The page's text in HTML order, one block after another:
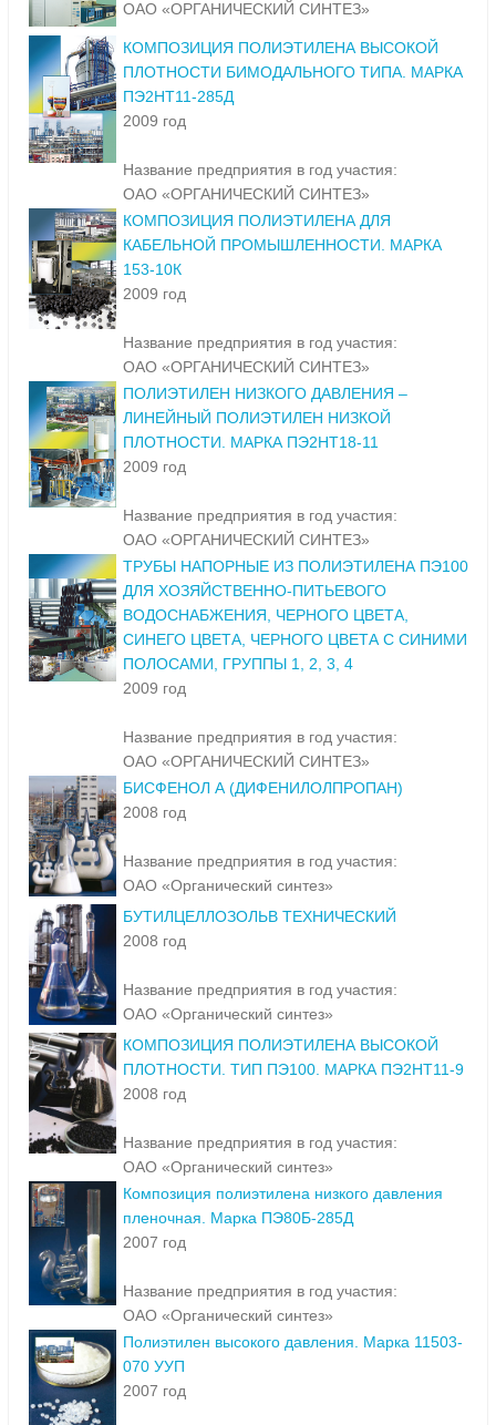
ОАО «ОРГАНИЧЕСКИЙ СИНТЕЗ»
КОМПОЗИЦИЯ ПОЛИЭТИЛЕНА ВЫСОКОЙ
ПЛОТНОСТИ БИМОДАЛЬНОГО ТИПА. МАРКА
ПЭ2НТ11-285Д
2009 год
Название предприятия в год участия:
ОАО «ОРГАНИЧЕСКИЙ СИНТЕЗ»
КОМПОЗИЦИЯ ПОЛИЭТИЛЕНА ДЛЯ
КАБЕЛЬНОЙ ПРОМЫШЛЕННОСТИ. МАРКА
153-10К
2009 год
Название предприятия в год участия:
ОАО «ОРГАНИЧЕСКИЙ СИНТЕЗ»
ПОЛИЭТИЛЕН НИЗКОГО ДАВЛЕНИЯ –
ЛИНЕЙНЫЙ ПОЛИЭТИЛЕН НИЗКОЙ
ПЛОТНОСТИ. МАРКА ПЭ2НТ18-11
2009 год
Название предприятия в год участия:
ОАО «ОРГАНИЧЕСКИЙ СИНТЕЗ»
ТРУБЫ НАПОРНЫЕ ИЗ ПОЛИЭТИЛЕНА ПЭ100
ДЛЯ ХОЗЯЙСТВЕННО-ПИТЬЕВОГО
ВОДОСНАБЖЕНИЯ, ЧЕРНОГО ЦВЕТА,
СИНЕГО ЦВЕТА, ЧЕРНОГО ЦВЕТА С СИНИМИ
ПОЛОСАМИ, ГРУППЫ 1, 2, 3, 4
2009 год
Название предприятия в год участия:
ОАО «ОРГАНИЧЕСКИЙ СИНТЕЗ»
БИСФЕНОЛ А (ДИФЕНИЛОЛПРОПАН)
2008 год
Название предприятия в год участия:
ОАО «Органический синтез»
БУТИЛЦЕЛЛОЗОЛЬВ ТЕХНИЧЕСКИЙ
2008 год
Название предприятия в год участия:
ОАО «Органический синтез»
КОМПОЗИЦИЯ ПОЛИЭТИЛЕНА ВЫСОКОЙ
ПЛОТНОСТИ. ТИП ПЭ100. МАРКА ПЭ2НТ11-9
2008 год
Название предприятия в год участия:
ОАО «Органический синтез»
Композиция полиэтилена низкого давления
пленочная. Марка ПЭ80Б-285Д
2007 год
Название предприятия в год участия:
ОАО «Органический синтез»
Полиэтилен высокого давления. Марка 11503-
070 УУП
2007 год